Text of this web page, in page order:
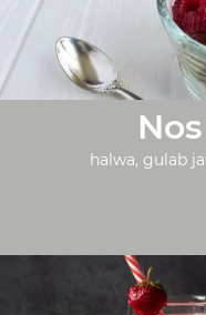
halwa, gulab